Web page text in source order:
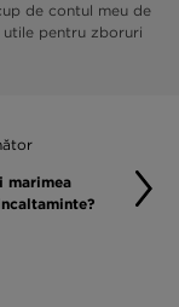
de contul meu de
utile pentru zboruri
marimea